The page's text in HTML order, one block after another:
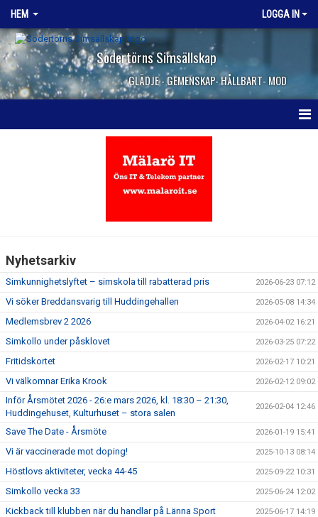
HEM LOGGA IN
Södertörns Simsällskap
GLÄDJE - GEMENSKAP- HÅLLBART- MOD
KONTAKTA OSS
JOBBA HOS OSS
Nyhetsarkiv
Simkunnighetslyftet – simskola till rabatterad pris 2026-06-23 07:12
Vi söker Breddansvarig till Huddingehallen 2026-05-08 14:34
Medlemsbrev 2 2026 2026-04-02 16:21
Simkollo under påsklovet 2026-03-25 07:22
Fritidskortet 2026-02-17 10:21
Vi välkomnar Erika Krook 2026-02-12 09:02
Inför Årsmötet 2026 - 26:e mars 2026, kl. 18:30 – 21:30,
Huddingehuset, Kulturhuset – stora salen
2026-02-04 12:46
Save The Date - Årsmöte 2026-01-19 15:41
Vi är vaccinerade mot doping! 2025-10-13 08:14
Höstlovs aktiviteter, vecka 44-45 2025-09-22 10:31
Simkollo vecka 33 2025-06-24 12:02
Kickback till klubben när du handlar på Länna Sport 2025-06-17 14:19